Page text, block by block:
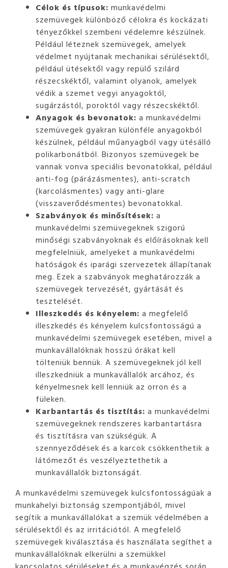
Célok és típusok: munkavédelmi
szemüvegek különböző célokra és kockázati
tényezőkkel szembeni védelemre készülnek.
Például léteznek szemüvegek, amelyek
védelmet nyújtanak mechanikai sérülésektől,
például ütésektől vagy repülő szilárd
részecskéktől, valamint olyanok, amelyek
védik a szemet vegyi anyagoktól,
sugárzástól, poroktól vagy részecskéktől.
Anyagok és bevonatok: a munkavédelmi
szemüvegek gyakran különféle anyagokból
készülnek, például műanyagból vagy ütésálló
polikarbonátból. Bizonyos szemüvegek be
vannak vonva speciális bevonatokkal, például
anti-fog (párázásmentes), anti-scratch
(karcolásmentes) vagy anti-glare
(visszaverődésmentes) bevonatokkal.
Szabványok és minősítések: a
munkavédelmi szemüvegeknek szigorú
minőségi szabványoknak és előírásoknak kell
megfelelniük, amelyeket a munkavédelmi
hatóságok és iparági szervezetek állapítanak
meg. Ezek a szabványok meghatározzák a
szemüvegek tervezését, gyártását és
tesztelését.
Illeszkedés és kényelem: a megfelelő
illeszkedés és kényelem kulcsfontosságú a
munkavédelmi szemüvegek esetében, mivel a
munkavállalóknak hosszú órákat kell
tölteniük bennük. A szemüvegeknek jól kell
illeszkedniük a munkavállalók arcához, és
kényelmesnek kell lenniük az orron és a
füleken.
Karbantartás és tisztítás: a munkavédelmi
szemüvegeknek rendszeres karbantartásra
és tisztításra van szükségük. A
szennyeződések és a karcok csökkenthetik a
látómezőt és veszélyeztethetik a
munkavállalók biztonságát.
A munkavédelmi szemüvegek kulcsfontosságúak a
munkahelyi biztonság szempontjából, mivel
segítik a munkavállalókat a szemük védelmében a
sérülésektől és az irritációtól. A megfelelő
szemüvegek kiválasztása és használata segíthet a
munkavállalóknak elkerülni a szemükkel